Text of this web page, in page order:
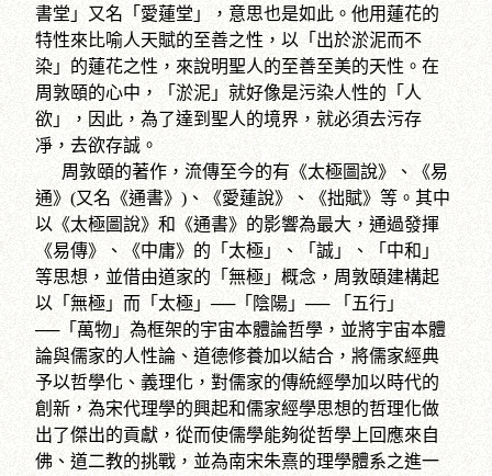
書堂」又名「愛蓮堂」，意思也是如此。他用蓮花的
特性來比喻人天賦的至善之性，以「出於淤泥而不
染」的蓮花之性，來說明聖人的至善至美的天性。在
周敦頤的心中，「淤泥」就好像是污染人性的「人
欲」，因此，為了達到聖人的境界，就必須去污存
凈，去欲存誠。
周敦頤的著作，流傳至今的有《太極圖說》、《易
通》(又名《通書》)、《愛蓮說》、《拙賦》等。其中
以《太極圖說》和《通書》的影響為最大，通過發揮
《易傳》、《中庸》的「太極」、「誠」、「中和」
等思想，並借由道家的「無極」概念，周敦頤建構起
以「無極」而「太極」──「陰陽」── 「五行」
──「萬物」為框架的宇宙本體論哲學，並將宇宙本體
論與儒家的人性論、道德修養加以結合，將儒家經典
予以哲學化、義理化，對儒家的傳統經學加以時代的
創新，為宋代理學的興起和儒家經學思想的哲理化做
出了傑出的貢獻，從而使儒學能夠從哲學上回應來自
佛、道二教的挑戰，並為南宋朱熹的理學體系之進一